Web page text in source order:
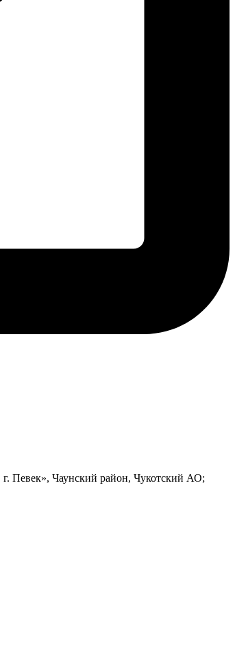
Певек», Чаунский район, Чукотский АО;